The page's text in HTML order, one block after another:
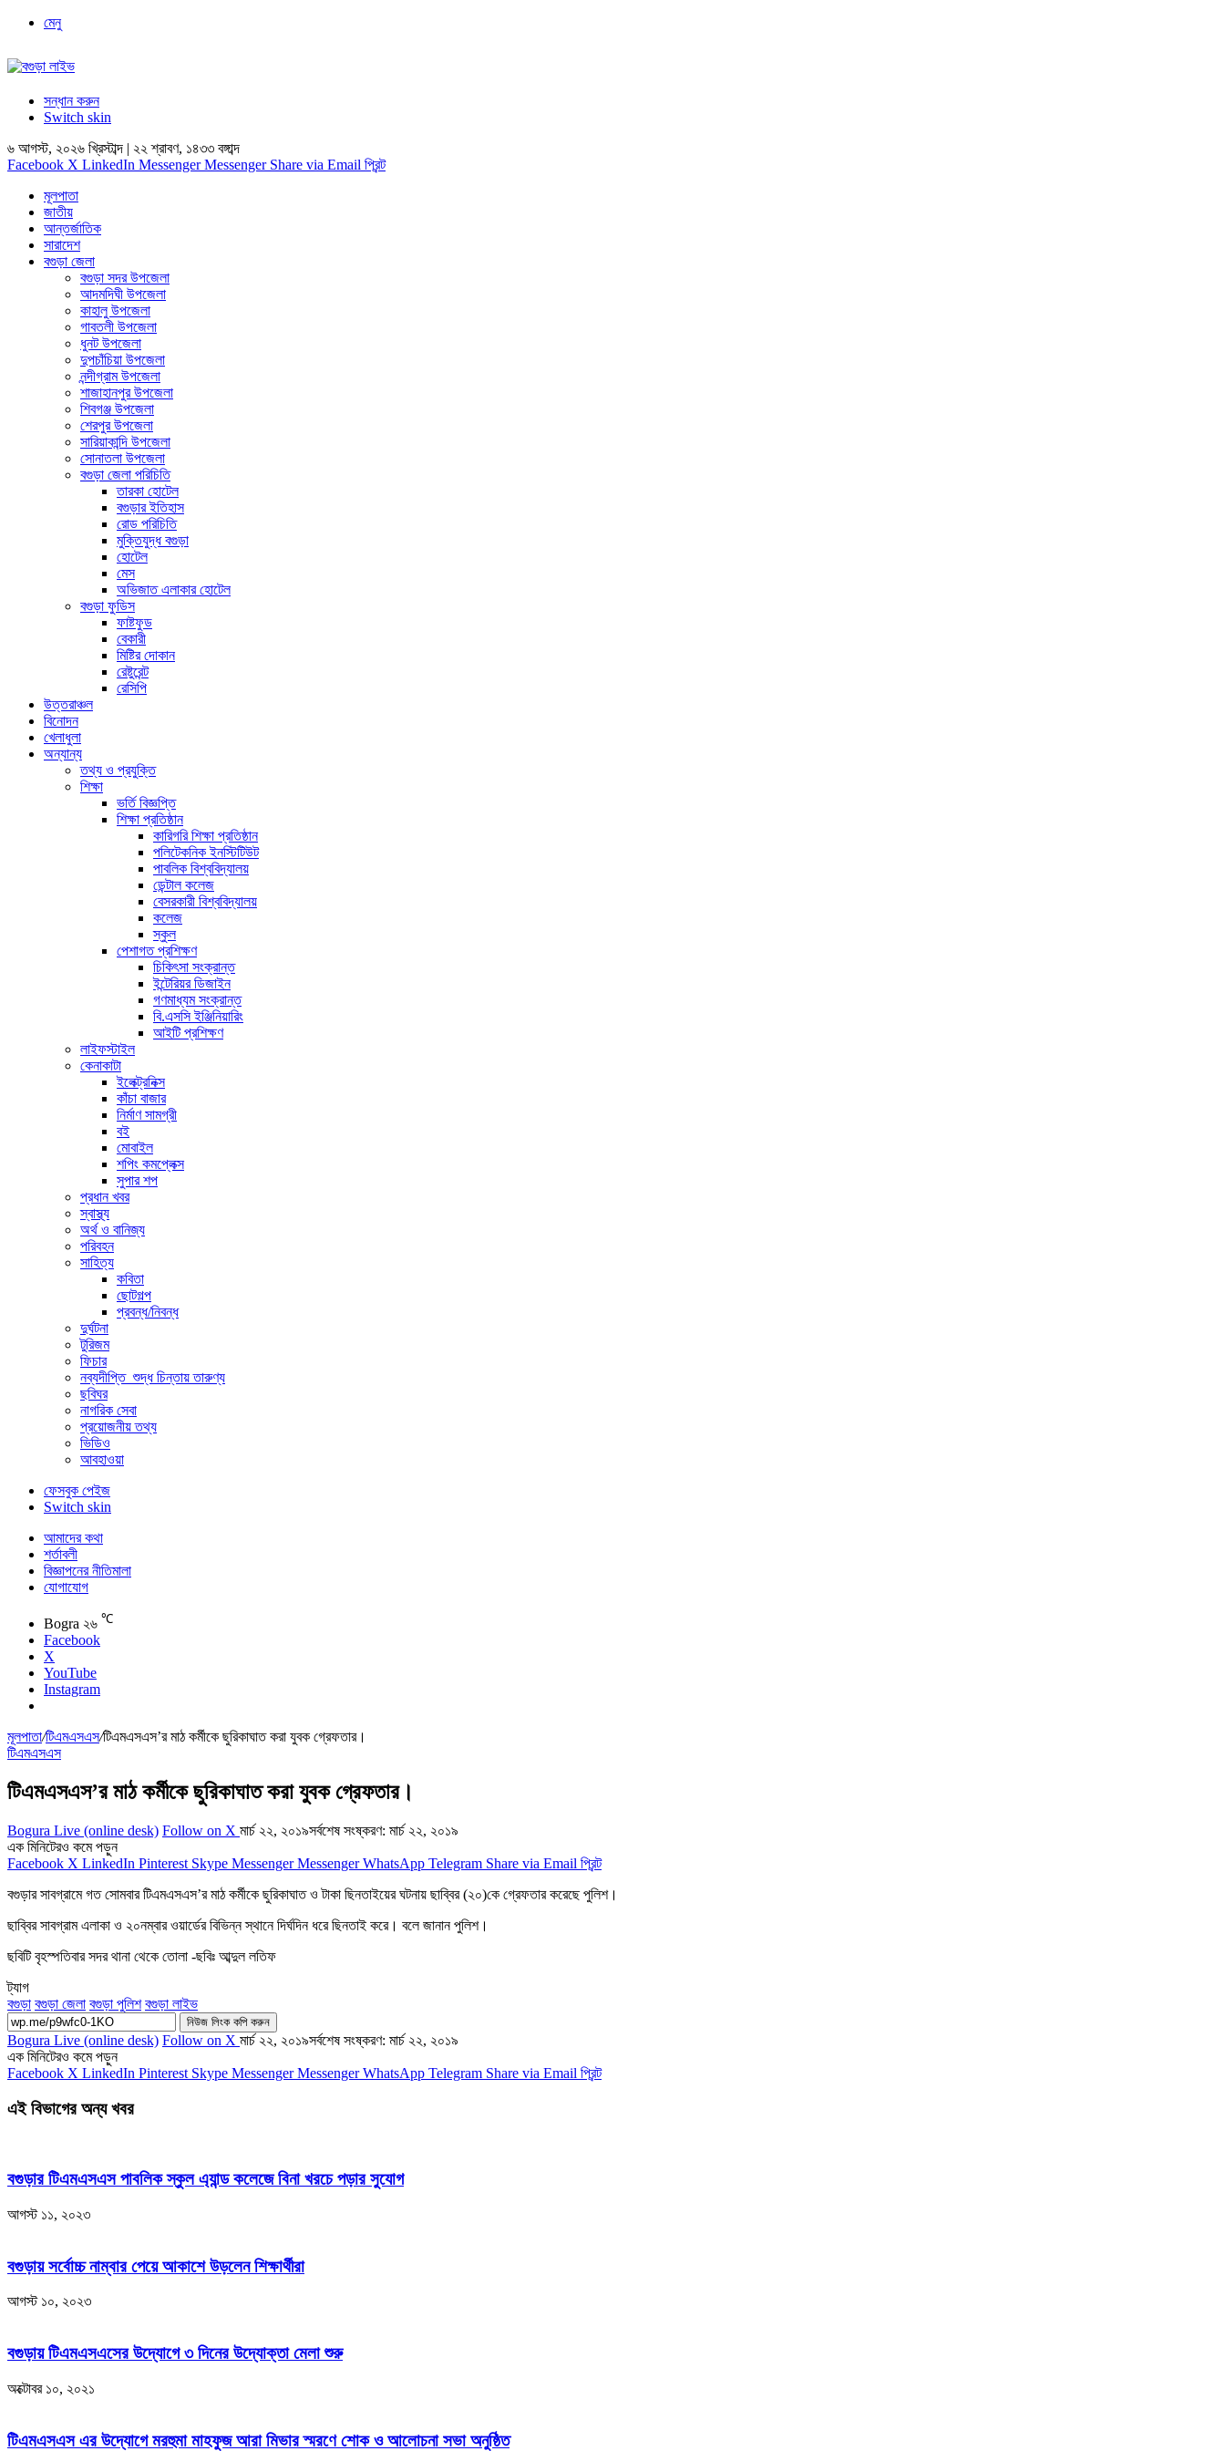
মেনু
সন্ধান করুন
Switch skin
৬ আগস্ট, ২০২৬ খ্রিস্টাব্দ | ২২ শ্রাবণ, ১৪৩৩ বঙ্গাব্দ
Facebook X LinkedIn Messenger Messenger Share via Email প্রিন্ট
মূলপাতা
জাতীয়
আন্তর্জাতিক
সারাদেশ
বগুড়া জেলা
বগুড়া সদর উপজেলা
আদমদিঘী উপজেলা
কাহালু উপজেলা
গাবতলী উপজেলা
ধুনট উপজেলা
দুপচাঁচিয়া উপজেলা
নন্দীগ্রাম উপজেলা
শাজাহানপুর উপজেলা
শিবগঞ্জ উপজেলা
শেরপুর উপজেলা
সারিয়াকান্দি উপজেলা
সোনাতলা উপজেলা
বগুড়া জেলা পরিচিতি
তারকা হোটেল
বগুড়ার ইতিহাস
রোড পরিচিতি
মুক্তিযুদ্ধ বগুড়া
হোটেল
মেস
অভিজাত এলাকার হোটেল
বগুড়া ফুডিস
ফাষ্টফুড
বেকারী
মিষ্টির দোকান
রেষ্টুরেন্ট
রেসিপি
উত্তরাঞ্চল
বিনোদন
খেলাধুলা
অন্যান্য
তথ্য ও প্রযুক্তি
শিক্ষা
ভর্তি বিজ্ঞপ্তি
শিক্ষা প্রতিষ্ঠান
কারিগরি শিক্ষা প্রতিষ্ঠান
পলিটেকনিক ইনস্টিটিউট
পাবলিক বিশ্ববিদ্যালয়
ডেন্টাল কলেজ
বেসরকারী বিশ্ববিদ্যালয়
কলেজ
স্কুল
পেশাগত প্রশিক্ষণ
চিকিৎসা সংক্রান্ত
ইন্টেরিয়র ডিজাইন
গণমাধ্যম সংক্রান্ত
বি.এসসি ইঞ্জিনিয়ারিং
আইটি প্রশিক্ষণ
লাইফস্টাইল
কেনাকাটা
ইলেক্ট্রনিক্স
কাঁচা বাজার
নির্মাণ সামগ্রী
বই
মোবাইল
শপিং কমপ্লেক্স
সুপার শপ
প্রধান খবর
স্বাস্থ্য
অর্থ ও বানিজ্য
পরিবহন
সাহিত্য
কবিতা
ছোটগল্প
প্রবন্ধ/নিবন্ধ
দুর্ঘটনা
টুরিজম
ফিচার
নব্যদীপ্তি_শুদ্ধ চিন্তায় তারুণ্য
ছবিঘর
নাগরিক সেবা
প্রয়োজনীয় তথ্য
ভিডিও
আবহাওয়া
ফেসবুক পেইজ
Switch skin
আমাদের কথা
শর্তাবলী
বিজ্ঞাপনের নীতিমালা
যোগাযোগ
Bogra ২৬ ℃
Facebook
X
YouTube
Instagram
মূলপাতা/টিএমএসএস/টিএমএসএস’র মাঠ কর্মীকে ছুরিকাঘাত করা যুবক গ্রেফতার।
টিএমএসএস
টিএমএসএস’র মাঠ কর্মীকে ছুরিকাঘাত করা যুবক গ্রেফতার।
Bogura Live (online desk) Follow on X মার্চ ২২, ২০১৯সর্বশেষ সংষ্করণ: মার্চ ২২, ২০১৯
এক মিনিটেরও কমে পড়ুন
Facebook X LinkedIn Pinterest Skype Messenger Messenger WhatsApp Telegram Share via Email প্রিন্ট
বগুড়ার সাবগ্রামে গত সোমবার টিএমএসএস’র মাঠ কর্মীকে ছুরিকাঘাত ও টাকা ছিনতাইয়ের ঘটনায় ছাব্বির (২০)কে গ্রেফতার করেছে পুলিশ।
ছাব্বির সাবগ্রাম এলাকা ও ২০নম্বার ওয়ার্ডের বিভিন্ন স্থানে দির্ঘদিন ধরে ছিনতাই করে। বলে জানান পুলিশ।
ছবিটি বৃহস্পতিবার সদর থানা থেকে তোলা -ছবিঃ আব্দুল লতিফ
ট্যাগ
বগুড়া বগুড়া জেলা বগুড়া পুলিশ বগুড়া লাইভ
নিউজ লিংক কপি করুন
Bogura Live (online desk) Follow on X মার্চ ২২, ২০১৯সর্বশেষ সংষ্করণ: মার্চ ২২, ২০১৯
এক মিনিটেরও কমে পড়ুন
Facebook X LinkedIn Pinterest Skype Messenger Messenger WhatsApp Telegram Share via Email প্রিন্ট
এই বিভাগের অন্য খবর
বগুড়ার টিএমএসএস পাবলিক স্কুল এ্যান্ড কলেজে বিনা খরচে পড়ার সুযোগ
আগস্ট ১১, ২০২৩
বগুড়ায় সর্বোচ্চ নাম্বার পেয়ে আকাশে উড়লেন শিক্ষার্থীরা
আগস্ট ১০, ২০২৩
বগুড়ায় টিএমএসএসের উদ্যোগে ৩ দিনের উদ্যোক্তা মেলা শুরু
অক্টোবর ১০, ২০২১
টিএমএসএস এর উদ্যোগে মরহুমা মাহফুজ আরা মিভার স্মরণে শোক ও আলোচনা সভা অনুষ্ঠিত